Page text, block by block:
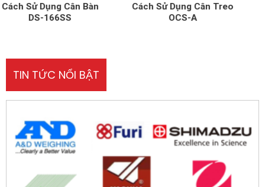
Cách Sử Dụng Cân Treo
OCS-A
Cách Sử Dụng Cân Tính
Tền UPA-Q
TIN TỨC NỔI BẬT